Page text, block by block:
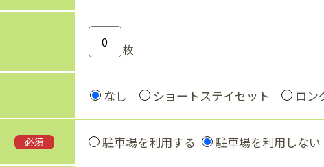
枚
なし ショートステイセット ロン
必須 駐車場を利用する 駐車場を利用しない